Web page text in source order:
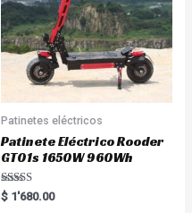
Patinetes eléctricos
Patinete Eléctrico Rooder
GT01s 1650W 960Wh
Rated
5.00
$ 1'680.00